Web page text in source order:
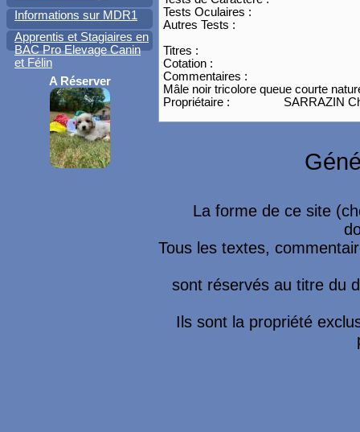
Informations sur MDR1
Apprentis et Stagiaires en
BAC Pro Elevage Canin
et Félin
A Réserver
Tests Oculaires :
Autres Tests :
Titres :
Cotation :
Commentaires :
Mâle noir tricolore queue courte
Propriétaire :
SARRAZIN
La forme de ce site
Tous les textes,
sont réservés au titre du
Ils sont la propriété